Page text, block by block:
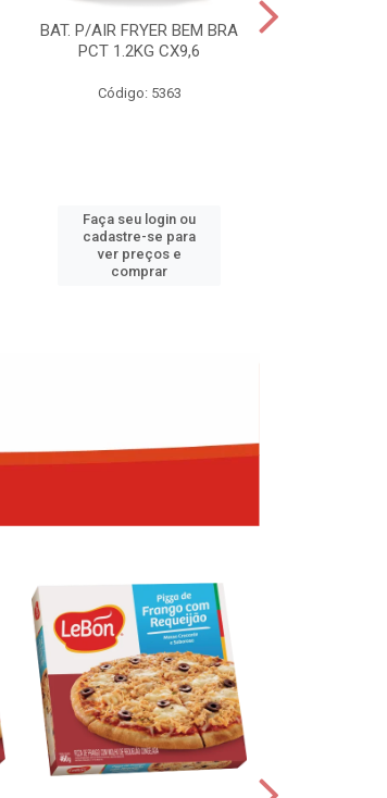
BAT. P/AIR FRYER BEM BRA
PCT 1.2KG CX9,6
Código: 5363
Faça seu login ou
cadastre-se para
ver preços e
comprar